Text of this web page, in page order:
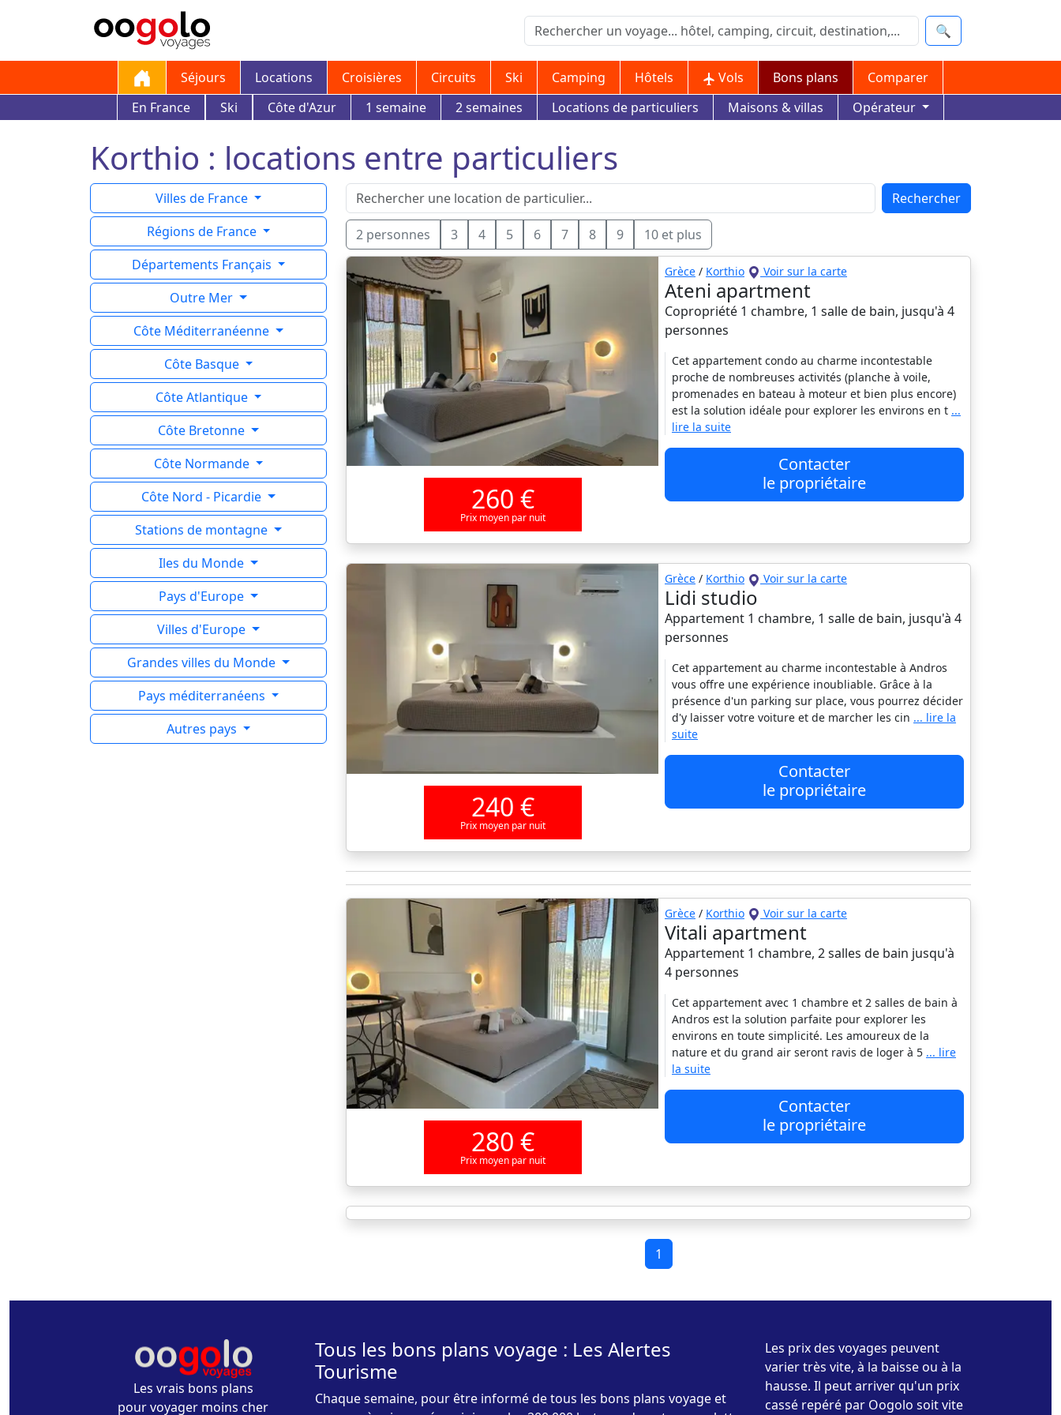
🔍
Séjours Locations Croisières Circuits Ski Camping Hôtels Vols Bons plans
Comparer
En France
Ski Côte d'Azur 1 semaine 2 semaines Locations de particuliers Maisons & villas Opérateur
Korthio : locations entre particuliers
Villes de France
Régions de France
Départements Français
Outre Mer
Côte Méditerranéenne
Côte Basque
Côte Atlantique
Côte Bretonne
Côte Normande
Côte Nord - Picardie
Stations de montagne
Iles du Monde
Pays d'Europe
Villes d'Europe
Grandes villes du Monde
Pays méditerranéens
Autres pays
Rechercher
2 personnes 3 4 5 6 7 8 9 10 et plus
260 €
Prix moyen par nuit
Grèce / Korthio Voir sur la carte
Ateni apartment
Copropriété 1 chambre, 1 salle de bain, jusqu'à 4
personnes
Cet appartement condo au charme incontestable
proche de nombreuses activités (planche à voile,
promenades en bateau à moteur et bien plus encore)
est la solution idéale pour explorer les environs en t ...
lire la suite
Contacter
le propriétaire
240 €
Prix moyen par nuit
Grèce / Korthio Voir sur la carte
Lidi studio
Appartement 1 chambre, 1 salle de bain, jusqu'à 4
personnes
Cet appartement au charme incontestable à Andros
vous offre une expérience inoubliable. Grâce à la
présence d'un parking sur place, vous pourrez décider
d'y laisser votre voiture et de marcher les cin ... lire la
suite
Contacter
le propriétaire
280 €
Prix moyen par nuit
Grèce / Korthio Voir sur la carte
Vitali apartment
Appartement 1 chambre, 2 salles de bain jusqu'à
4 personnes
Cet appartement avec 1 chambre et 2 salles de bain à
Andros est la solution parfaite pour explorer les
environs en toute simplicité. Les amoureux de la
nature et du grand air seront ravis de loger à 5 ... lire
la suite
Contacter
le propriétaire
1
Les vrais bons plans
pour voyager moins cher
Tous les bons plans voyage : Les Alertes
Tourisme
Chaque semaine, pour être informé de tous les bons plans voyage et
Les prix des voyages peuvent
varier très vite, à la baisse ou à la
hausse. Il peut arriver qu'un prix
cassé repéré par Oogolo soit vite